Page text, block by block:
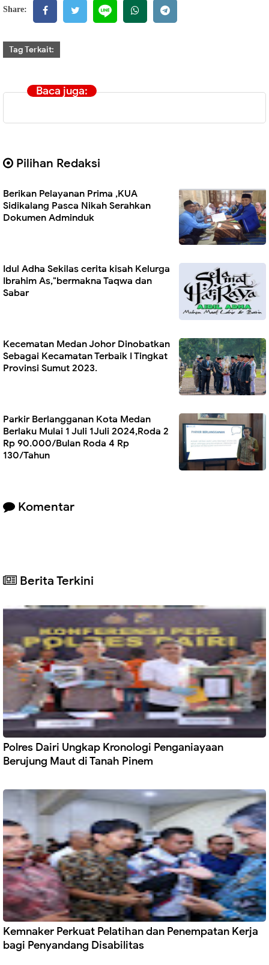
Share:
Tag Terkait:
Baca juga:
Pilihan Redaksi
Berikan Pelayanan Prima ,KUA
Sidikalang Pasca Nikah Serahkan
Dokumen Adminduk
Idul Adha Sekilas cerita kisah Kelurga
Ibrahim As,"bermakna Taqwa dan
Sabar
Kecematan Medan Johor Dinobatkan
Sebagai Kecamatan Terbaik I Tingkat
Provinsi Sumut 2023.
Parkir Berlangganan Kota Medan
Berlaku Mulai 1 Juli 1Juli 2024,Roda 2
Rp 90.000/Bulan Roda 4 Rp
130/Tahun
Komentar
Berita Terkini
Polres Dairi Ungkap Kronologi Penganiayaan
Berujung Maut di Tanah Pinem
Kemnaker Perkuat Pelatihan dan Penempatan Kerja
bagi Penyandang Disabilitas